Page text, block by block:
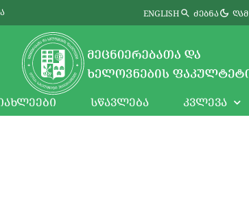
ENGLISH ᲫᲔᲑᲜᲐ
ᲡᲬᲐᲕᲚᲔᲑᲐ ᲙᲕᲚᲔᲕᲐ